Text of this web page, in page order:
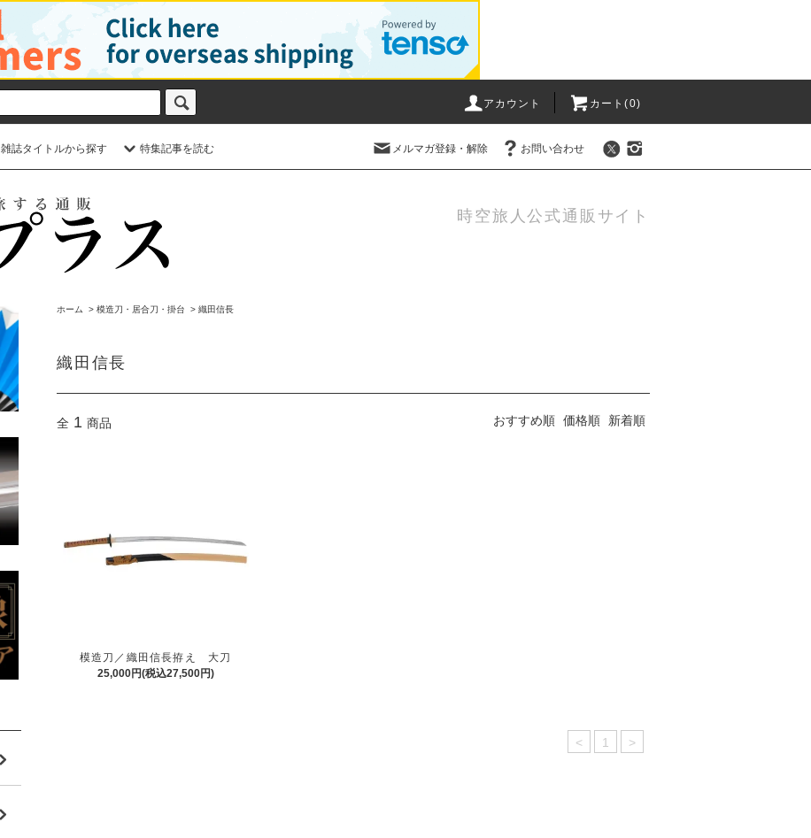
アカウント カート(0)
雑誌タイトルから探す 特集記事を読む メルマガ登録・解除 お問い合わせ
時空旅人公式通販サイト
ホーム > 模造刀・居合刀・掛台 > 織田信長
織田信長
全 1 商品 おすすめ順 価格順 新着順
模造刀／織田信長拵え 大刀
25,000円(税込27,500円)
< 1 >